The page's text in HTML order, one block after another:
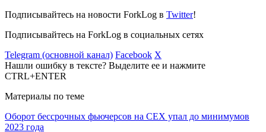
Подписывайтесь на новости ForkLog в Twitter!
Подписывайтесь на ForkLog в социальных сетях
Telegram (основной канал) Facebook X
Нашли ошибку в тексте? Выделите ее и нажмите
CTRL+ENTER
Материалы по теме
Оборот бессрочных фьючерсов на CEX упал до минимумов
2023 года